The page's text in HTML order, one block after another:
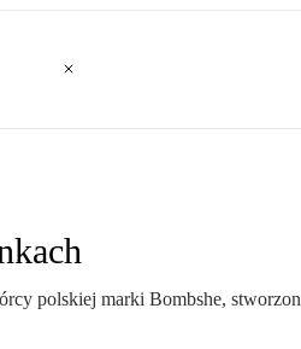
polskiej marki Bombshe,